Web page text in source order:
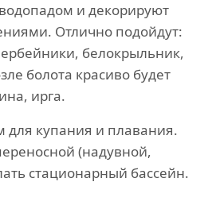
и декорируют
Отлично подойдут:
белокрыльник,
болота красиво будет
ирга.
для купания и плавания.
(надувной,
стационарный бассейн.